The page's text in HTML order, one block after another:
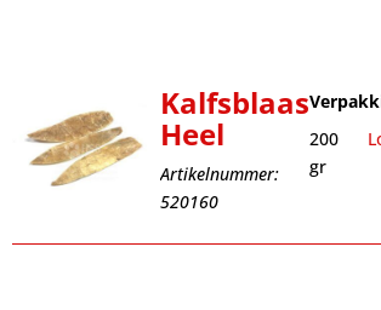
Kalfsblaas
Heel
Artikelnummer:
520160
200
gr